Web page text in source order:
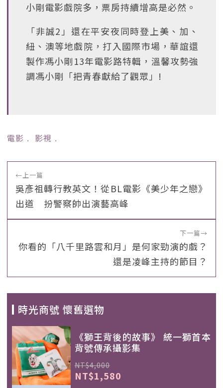
小剛電影戲院多，票房持續增高是必然。
「非誠2」還在平安夜同時登上美、加、
紐、澳等地戲院，打入國際市場，華誼還
製作馮小剛13年電影路特輯，溫馨攻勢強
調馮小剛「把青春獻給了觀眾」!
電影 ﹒ 影視 ﹒
←上一篇
吳彥祖轉行教英文！從BL電影《美少年之戀》
出道 扮警察帥出演藝高峰
下一篇→
你看的「八千里路雲和月」是何家勁演的戲？
還是凌峰主持的節目？
時光商號 懷舊選物
《獅王背後的故事》 統一獅首本
背號傳承攝影集
NT$4,000
NT$1,580